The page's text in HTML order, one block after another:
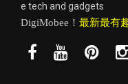
e tech and gadgets
DigiMobee！ 最新最有